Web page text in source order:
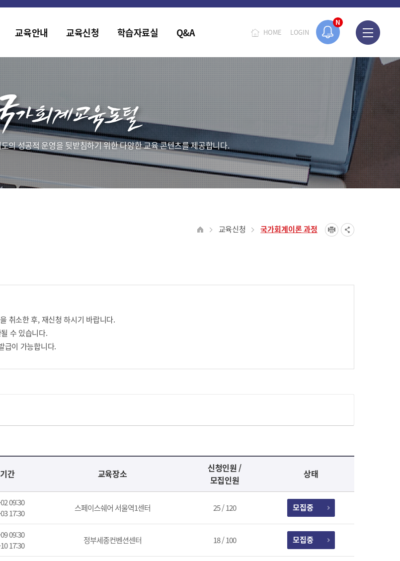
N
가 새롭게 개편되었습니다.
HOME LOGIN
교육안내 교육신청 학습자료실 Q&A
의 성공적 운영을 뒷받침하기 위한 다양한 교육 콘텐츠를 제공합니다.
교육신청 국가회계이론 과정
취소한 후, 재신청 하시기 바랍니다.
수 있습니다.
급이 가능합니다.
간 교육장소
신청인원 /
모집인원
상태
09:30
17:30
스페이스쉐어 서울역1센터 25 / 120 모집중
09:30
17:30
정부세종컨벤션센터 18 / 100 모집중